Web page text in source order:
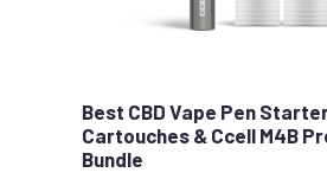
Best CBD Vape Pen
Cartouches & Ccell M4B
Bundle